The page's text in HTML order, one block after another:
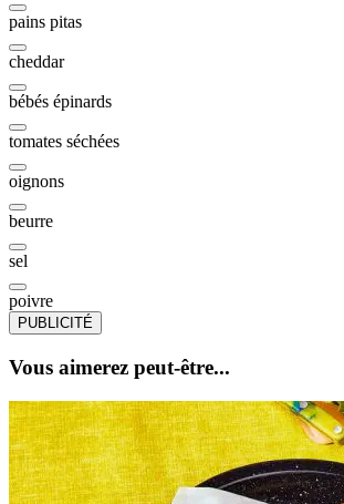
pains pitas
cheddar
bébés épinards
tomates séchées
oignons
beurre
sel
poivre
PUBLICITÉ
Vous aimerez peut-être...